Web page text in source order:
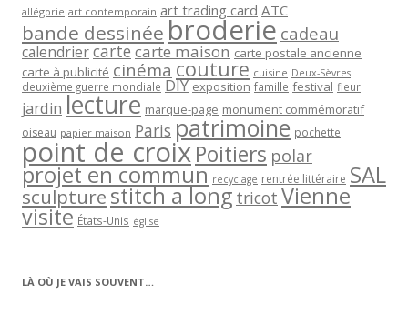
allégorie art contemporain art trading card ATC
bande dessinée broderie cadeau
calendriercartecarte maison carte postale ancienne
carte à publicité cinéma couture cuisine Deux-Sèvres
deuxième guerre mondiale DIY exposition famille festival fleur
jardin lecture marque-page monument commémoratif
oiseau papier maison Paris patrimoine pochette
point de croixPoitiers polar
projet en commun recyclage rentrée littéraire SAL
sculpturestitch a long tricot Vienne
visite États-Unis église
LÀ OÙ JE VAIS SOUVENT…